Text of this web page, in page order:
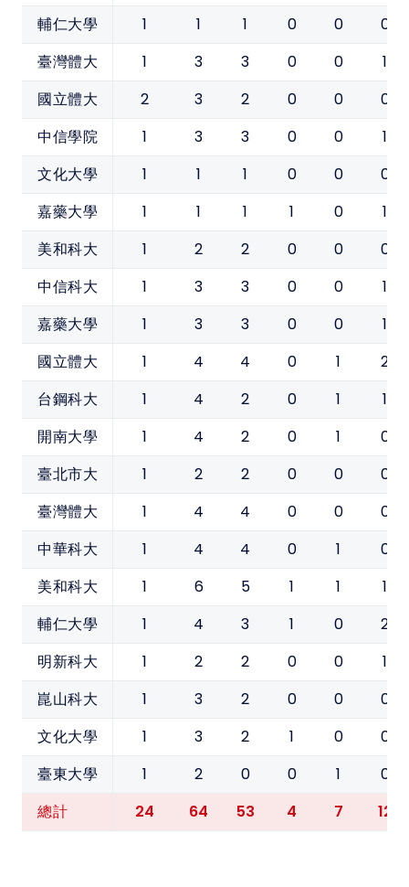
輔仁大學 1 1 1 0 0 0
臺灣體大 1 3 3 0 0 1
國立體大 2 3 2 0 0 0
中信學院 1 3 3 0 0 1
文化大學 1 1 1 0 0 0
嘉藥大學 1 1 1 1 0 1
美和科大 1 2 2 0 0 0
中信科大 1 3 3 0 0 1
嘉藥大學 1 3 3 0 0 1
國立體大 1 4 4 0 1 2
台鋼科大 1 4 2 0 1 1
開南大學 1 4 2 0 1 0
臺北市大 1 2 2 0 0 0
臺灣體大 1 4 4 0 0 0
中華科大 1 4 4 0 1 0
美和科大 1 6 5 1 1 1
輔仁大學 1 4 3 1 0 2
明新科大 1 2 2 0 0 1
崑山科大 1 3 2 0 0 0
文化大學 1 3 2 1 0 0
臺東大學 1 2 0 0 1 0
總計 24 64 53 4 7 12